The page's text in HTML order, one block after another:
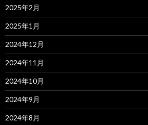
2025年2月
2025年1月
2024年12月
2024年11月
2024年10月
2024年9月
2024年8月